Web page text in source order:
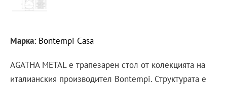
Марка: Bontempi Casa
AGATHA METAL е трапезарен стол от колекцията на
италианския производител Bontempi. Структурата е